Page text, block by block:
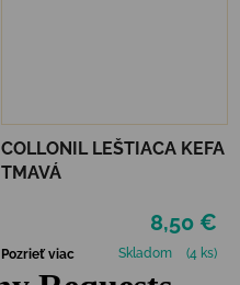
COLLONIL LEŠTIACA KEFA
TMAVÁ
8,50 €
Pozrieť viac Skladom (4 ks)